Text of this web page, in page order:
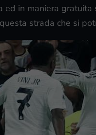
ed in maniera
strada che si